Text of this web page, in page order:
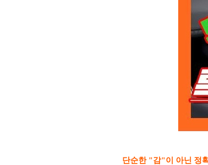
단순한 "감"이 아닌 정